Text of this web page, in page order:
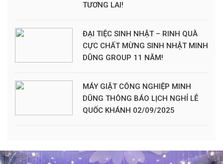
TƯƠNG LAI!
ĐẠI TIỆC SINH NHẬT – RINH QUÀ
CỰC CHẤT MỪNG SINH NHẬT MINH
DŨNG GROUP 11 NĂM!
MÁY GIẶT CÔNG NGHIỆP MINH
DŨNG THÔNG BÁO LỊCH NGHỈ LỄ
QUỐC KHÁNH 02/09/2025